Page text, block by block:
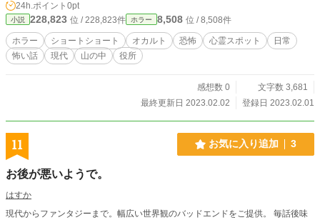
24h.ポイント 0pt
小説 228,823 位 / 228,823件 ホラー 8,508 位 / 8,508件
ホラー ショートショート オカルト 恐怖 心霊スポット
日常
怖い話
現代 山の中 役所
感想数 0
文字数 3,681
最終更新日 2023.02.02
登録日 2023.02.01
11 お気に入り追加 3
お後が悪いようで。
はすか
現代からファンタジーまで。幅広い世界観のバッドエンドをご提供。 毎話後味